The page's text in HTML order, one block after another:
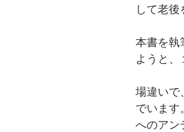
して老
本書を執
ようと
場違いで
でいます
へのアン